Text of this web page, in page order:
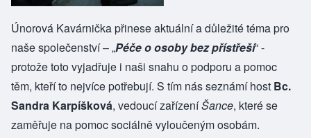
Únorová Kavárnička přinese aktuální a důležité téma pro
naše společenství – „Péče o osoby bez přístřeší“ -
protože toto vyjadřuje i naši snahu o podporu a pomoc
těm, kteří to nejvíce potřebují. S tím nás seznámí host Bc.
Sandra Karpíšková, vedoucí zařízeníŠance, které se
zaměřuje na pomoc sociálně vyloučeným osobám.